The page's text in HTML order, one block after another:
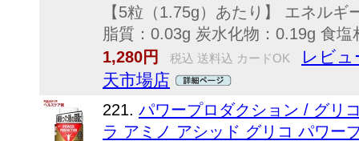
【5粒（1.75g）あたり】 エネル
脂質：0.03g 炭水化物：0.19g 食
1,280円
税込 送料込 カードOK
レビュ
天市場店
221. パワープロダクション / グリ
ラ アミノ アシッド グリコ パワー